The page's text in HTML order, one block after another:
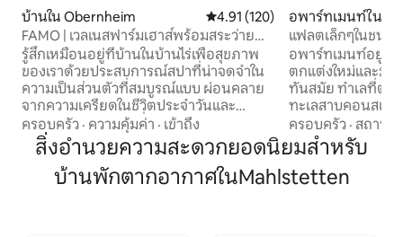
บ้านใน Obernheim คะแนนเฉลี่ย 4.91 จาก 5, 120 รีวิว
4.91 (120)
FAMO | เวลเนสฟาร์มเฮาส์พร้อมสระว่ายน้ำ
+ ซาวน่า
รู้สึกเหมือนอยู่ที่บ้านในบ้านไร่เพื่อสุขภาพ
ของเราด้วยประสบการณ์สปาที่น่าจดจำใน
ความเป็นส่วนตัวที่สมบูรณ์แบบ ผ่อนคลาย
จากความเครียดในชีวิตประจำวันและ
เพลิดเพลินไปกับคนที่คุณรัก เรายินดี
ต้อนรับคุณสู่ FAMO RESORT อย่างอบอุ่น →
Swimspa พร้อมระบบทวนกระแส (22 องศา
เซลเซียส) → อ่างน้ำวน (38 °-40° C) →
ครอบครัว · ความคุ้มค่า · เข้าถึง
อพาร์ทเมนท์ใน
แฟลตเล็กๆในชนบ
อพาร์ทเมนท์อยู่ที่ชั้
ตกแต่งใหม่และมีสิ่
ทันสมัย ทำเลที่ตั้ง
ทะเลสาบคอนสแต
สำหรับ 2 คน ห้อง
พื้นที่นั่งเล่นและเตี
ครัวพร้อมอุปกรณ์ค
เซนเซโอ... ห้องน้
ครอบครัว · สถานที่
สิ่งอำนวยความสะดวกยอดนิยมสำหรับ
บ้านพักตากอากาศในMahlstetten